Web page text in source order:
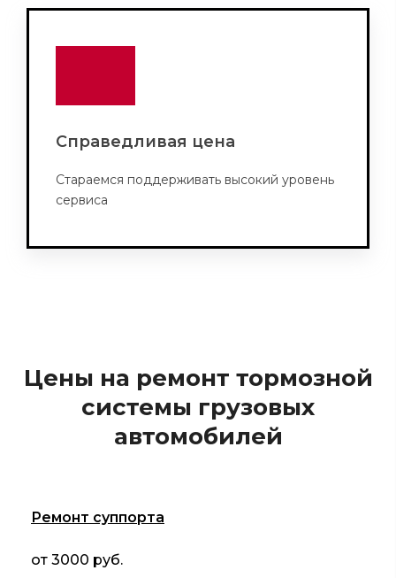
Справедливая цена
Стараемся поддерживать высокий уровень
сервиса
Цены на ремонт тормозной
системы грузовых
автомобилей
Ремонт суппорта
от 3000 руб.